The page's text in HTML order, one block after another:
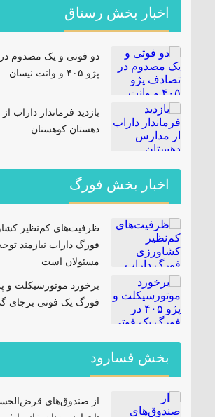
اخبار بخش رستاق
دو فوتی و یک مصدوم
پژو ۴۰۵ و وانت نیسان
بازدید فرماندار داراب
دهستان کوهستان
اخبار بخش فورگ
ظرفیت‌های کم‌نظیر
فورگ داراب نیازمند
مسئولان است
فورگ یک فوتی برجای
بخش فسارود
از صندوق‌های